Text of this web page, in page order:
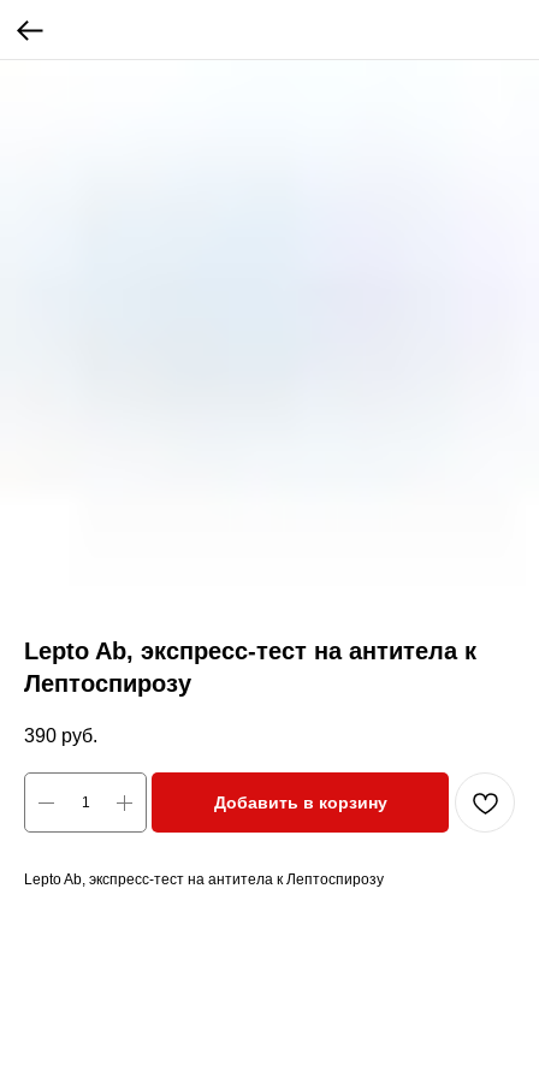
Lepto Ab, экспресс-тест на антитела к
Лептоспирозу
390 руб.
Добавить в корзину
Lepto Ab, экспресс-тест на антитела к Лептоспирозу